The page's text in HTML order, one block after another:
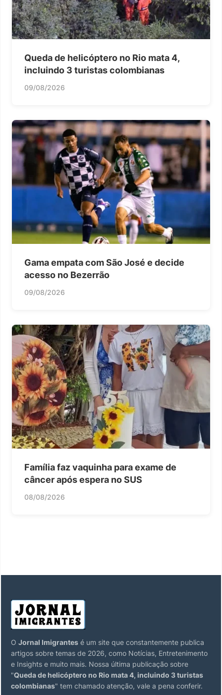
Queda de helicóptero no Rio mata 4,
incluindo 3 turistas colombianas
09/08/2026
Gama empata com São José e decide
acesso no Bezerrão
09/08/2026
Família faz vaquinha para exame de
câncer após espera no SUS
08/08/2026
O Jornal Imigrantes é um site que constantemente publica
artigos sobre temas de 2026, como Notícias, Entretenimento
e Insights e muito mais. Nossa última publicação sobre
"Queda de helicóptero no Rio mata 4, incluindo 3 turistas
colombianas" tem chamado atenção, vale a pena conferir.